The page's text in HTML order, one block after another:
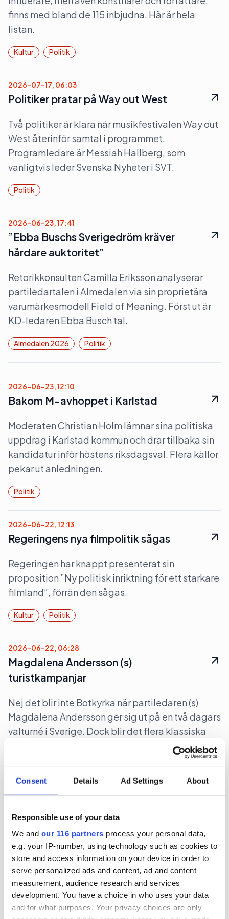
Consent Details Ad Settings About
Responsible use of your data
We and our 116 partners process your personal data,
e.g. your IP-number, using technology such as cookies to
store and access information on your device in order to
serve personalized ads and content, ad and content
measurement, audience research and services
development. You have a choice in who uses your data
and for what purposes. Your privacy choices are only
finns med bland de 115 inbjudna. Här är hela
listan.
Kultur Politik
2026-07-17, 06:03
Politiker pratar på Way out West
Två politiker är klara när musikfestivalen Way out
West återinför samtal i programmet.
Programledare är Messiah Hallberg, som
vanligtvis leder Svenska Nyheter i SVT.
Politik
2026-06-23, 17:41
”Ebba Buschs Sverigedröm kräver
hårdare auktoritet”
Retorikkonsulten Camilla Eriksson analyserar
partiledartalen i Almedalen via sin proprietära
varumärkesmodell Field of Meaning. Först ut är
KD-ledaren Ebba Busch tal.
Almedalen 2026 Politik
2026-06-23, 12:10
Bakom M-avhoppet i Karlstad
Moderaten Christian Holm lämnar sina politiska
uppdrag i Karlstad kommun och drar tillbaka sin
kandidatur inför höstens riksdagsval. Flera källor
pekar ut anledningen.
Politik
2026-06-22, 12:13
Regeringens nya filmpolitik sågas
Regeringen har knappt presenterat sin
proposition ”Ny politisk inriktning för ett starkare
filmland”, förrän den sågas.
Kultur Politik
2026-06-22, 06:28
Magdalena Andersson (s)
turistkampanjar
Nej det blir inte Botkyrka när partiledaren (s)
Magdalena Andersson ger sig ut på en två dagars
valturné i Sverige. Dock blir det flera klassiska
Politik Val 2026
Gruvbolag och branschorganisation
halvjublar över skrotat uran-veto
Gruvindustrins branschorganisation pratar om
”ett steg framåt och två bakåt” när det gäller
riksdagens beslut att likställa
tillståndsprövningen av brytning av uran med
andra metaller. Gruvföretaget District Metals